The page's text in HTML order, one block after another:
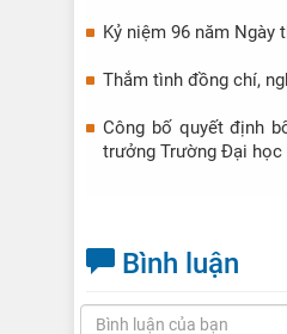
Kỷ niệm 96 năm
Thắm tình đồng chí,
Công bố quyết định
trưởng Trường Đại
Bình luận